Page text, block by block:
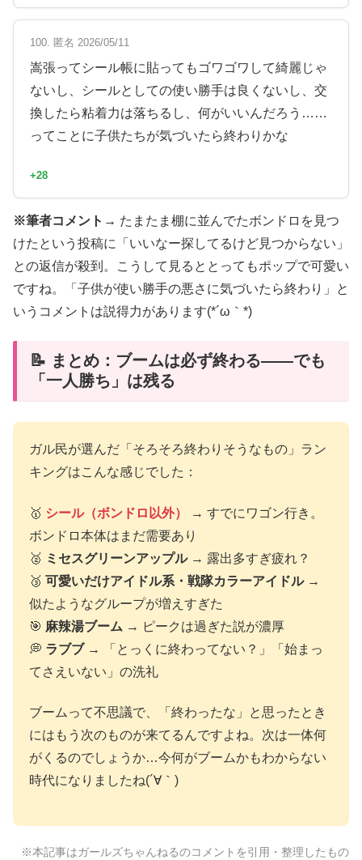
100. 匿名 2026/05/11
嵩張ってシール帳に貼ってもゴワゴワして綺麗じゃ
ないし、シールとしての使い勝手は良くないし、交
換したら粘着力は落ちるし、何がいいんだろう……
ってことに子供たちが気づいたら終わりかな
+28
※筆者コメント→ たまたま棚に並んでたボンドロを見つ
けたという投稿に「いいなー探してるけど見つからない」
との返信が殺到。こうして見るととってもポップで可愛い
ですね。「子供が使い勝手の悪さに気づいたら終わり」と
いうコメントは説得力があります(*´ω｀*)
📝 まとめ：ブームは必ず終わる——でも
「一人勝ち」は残る
ガル民が選んだ「そろそろ終わりそうなもの」ラン
キングはこんな感じでした：
🥇 シール（ボンドロ以外）
→ すでにワゴン行き。
ボンドロ本体はまだ需要あり
🥈 ミセスグリーンアップル→ 露出多すぎ疲れ？
🥉 可愛いだけアイドル系・戦隊カラーアイドル→
似たようなグループが増えすぎた
🎯 麻辣湯ブーム → ピークは過ぎた説が濃厚
💭 ラブブ→ 「とっくに終わってない？」「始まっ
てさえいない」の洗礼
ブームって不思議で、「終わったな」と思ったとき
にはもう次のものが来てるんですよね。次は一体何
がくるのでしょうか…今何がブームかもわからない
時代になりましたね(´∀｀)
※本記事はガールズちゃんねるのコメントを引用・整理したもの